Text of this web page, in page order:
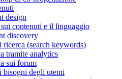
design
contenuti e il linguaggio
discovery
ricerca (search keywords)
tramite analytics
sui forum
bisogni degli utenti